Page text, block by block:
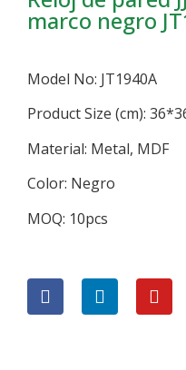
marco negro
Model No: JT1940A
Product Size (cm):
Material: Metal, MDF
Color: Negro
MOQ: 10pcs